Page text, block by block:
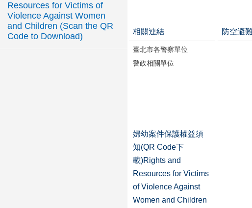
Resources for Victims of
Violence Against Women
and Children (Scan the QR
Code to Download)
相關連結
臺北市各警察單位
警政相關單位
防空避
婦幼案件保護權益須
知(QR Code下
載)Rights and
Resources for Victims
of Violence Against
Women and Children